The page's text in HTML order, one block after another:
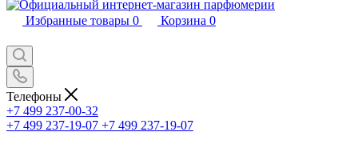
Избранные товары 0 Корзина 0
Телефоны
+7 499 237-00-32
+7 499 237-19-07 +7 499 237-19-07